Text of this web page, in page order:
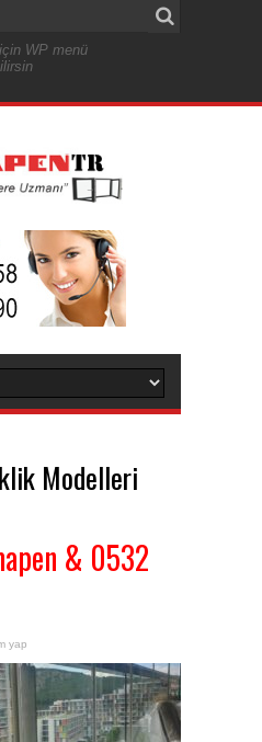
WP menü
Modelleri
& 0532
yap